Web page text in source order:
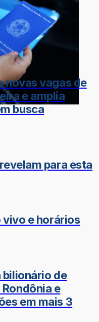
novas vagas de
e amplia
busca
para esta
e horários
bilionário de
e
em mais 3